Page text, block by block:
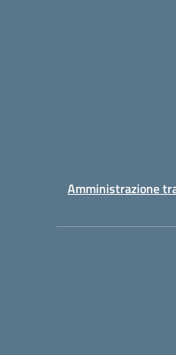
Amministrazione